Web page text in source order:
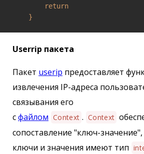
return
}
Userrip пакета
Пакет userip предоставляет
извлечения IP-адреса
связывания его
сфайлом Context . Context
сопоставление "ключ-
ключи и значения имеют тип